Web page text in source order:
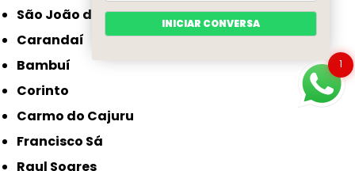
São João do Paraíso
Carandaí
Bambuí
Corinto
Carmo do Cajuru
Francisco Sá
Raul Soares
1
INICIAR CONVERSA